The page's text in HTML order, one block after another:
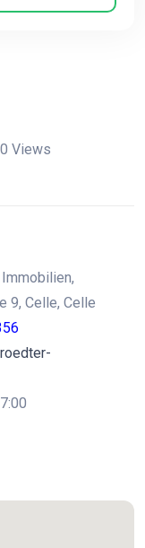
Views
9, Celle, Celle